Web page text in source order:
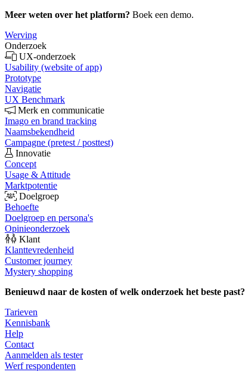
Meer weten over het platform? Boek een demo.
Werving
Onderzoek
UX-onderzoek
Usability (website of app)
Prototype
Navigatie
UX Benchmark
Merk en communicatie
Imago en brand tracking
Naamsbekendheid
Campagne (pretest / posttest)
Innovatie
Concept
Usage & Attitude
Marktpotentie
Doelgroep
Behoefte
Doelgroep en persona's
Opinieonderzoek
Klant
Klanttevredenheid
Customer journey
Mystery shopping
Benieuwd naar de kosten of welk onderzoek het beste past?
Tarieven
Kennisbank
Help
Contact
Aanmelden als tester
Werf respondenten